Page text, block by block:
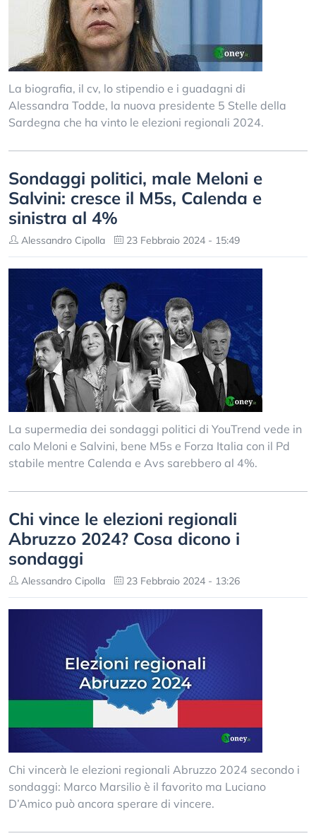
La biografia, il cv, lo stipendio e i guadagni di
Alessandra Todde, la nuova presidente 5 Stelle della
Sardegna che ha vinto le elezioni regionali 2024.
Sondaggi politici, male Meloni e
Salvini: cresce il M5s, Calenda e
sinistra al 4%
Alessandro Cipolla 23 Febbraio 2024 - 15:49
La supermedia dei sondaggi politici di YouTrend vede in
calo Meloni e Salvini, bene M5s e Forza Italia con il Pd
stabile mentre Calenda e Avs sarebbero al 4%.
Chi vince le elezioni regionali
Abruzzo 2024? Cosa dicono i
sondaggi
Alessandro Cipolla 23 Febbraio 2024 - 13:26
Chi vincerà le elezioni regionali Abruzzo 2024 secondo i
sondaggi: Marco Marsilio è il favorito ma Luciano
D’Amico può ancora sperare di vincere.